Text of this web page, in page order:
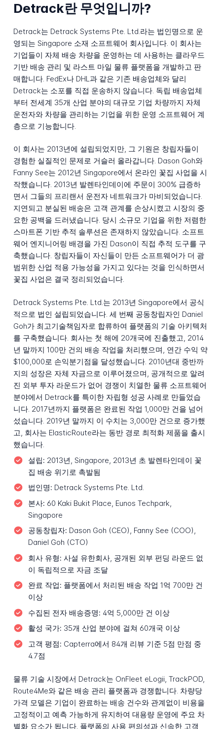
Detrack란 무엇입니까?
Detrack는 Detrack Systems Pte. Ltd.라는 법인명으로 운
영되는 Singapore 소재 소프트웨어 회사입니다. 이 회사는
기업들이 자체 배송 차량을 운영하는 데 사용하는 클라우드
기반 배송 관리 및 라스트 마일 물류 플랫폼을 개발하고 판
매합니다. FedEx나 DHL과 같은 기존 배송업체와 달리
Detrack는 소포를 직접 운송하지 않습니다. 독립 배송업체
부터 전세계 35개 산업 분야의 대규모 기업 차량까지 자체
운전자와 차량을 관리하는 기업을 위한 운영 소프트웨어 계
층으로 기능합니다.
이 회사는 2013년에 설립되었지만, 그 기원은 창립자들이
경험한 실질적인 문제로 거슬러 올라갑니다. Dason Goh와
Fanny See는 2012년 Singapore에서 온라인 꽃집 사업을 시
작했습니다. 2013년 발렌타인데이에 주문이 300% 급증하
면서 그들의 프리랜서 운전자 네트워크가 마비되었습니다.
지연되고 분실된 배송은 고객 관계를 손상시켰고 시장의 중
요한 공백을 드러냈습니다. 당시 소규모 기업을 위한 저렴한
스마트폰 기반 추적 솔루션은 존재하지 않았습니다. 소프트
웨어 엔지니어링 배경을 가진 Dason이 직접 추적 도구를 구
축했습니다. 창립자들이 자신들이 만든 소프트웨어가 더 광
범위한 산업 적용 가능성을 가지고 있다는 것을 인식하면서
꽃집 사업은 결국 정리되었습니다.
Detrack Systems Pte. Ltd.는 2013년 Singapore에서 공식
적으로 법인 설립되었습니다. 세 번째 공동창립자인 Daniel
Goh가 최고기술책임자로 합류하여 플랫폼의 기술 아키텍처
를 구축했습니다. 회사는 첫 해에 20개국에 진출했고, 2014
년 말까지 100만 건의 배송 작업을 처리했으며, 연간 수익 약
$100,000로 손익분기점을 달성했습니다. 2010년대 중반까
지의 성장은 자체 자금으로 이루어졌으며, 공개적으로 알려
진 외부 투자 라운드가 없어 경쟁이 치열한 물류 소프트웨어
분야에서 Detrack를 특이한 자립형 성공 사례로 만들었습
니다. 2017년까지 플랫폼은 완료된 작업 1,000만 건을 넘어
섰습니다. 2019년 말까지 이 수치는 3,000만 건으로 증가했
고, 회사는 ElasticRoute라는 동반 경로 최적화 제품을 출시
했습니다.
설립: 2013년, Singapore, 2013년 초 발렌타인데이 꽃
집 배송 위기로 촉발됨
법인명: Detrack Systems Pte. Ltd.
본사: 60 Kaki Bukit Place, Eunos Techpark,
Singapore
공동창립자: Dason Goh (CEO), Fanny See (COO),
Daniel Goh (CTO)
회사 유형: 사설 유한회사, 공개된 외부 펀딩 라운드 없
이 독립적으로 자금 조달
완료 작업: 플랫폼에서 처리된 배송 작업 1억 700만 건
이상
수집된 전자 배송증명: 4억 5,000만 건 이상
활성 국가: 35개 산업 분야에 걸쳐 60개국 이상
고객 평점: Capterra에서 84개 리뷰 기준 5점 만점 중
4.7점
물류 기술 시장에서 Detrack는 OnFleet eLogii, TrackPOD,
Route4Me와 같은 배송 관리 플랫폼과 경쟁합니다. 차량당
가격 모델은 기업이 완료하는 배송 건수와 관계없이 비용을
고정적이고 예측 가능하게 유지하여 대용량 운영에 주요 차
별화 요소가 됩니다. 플랫폼의 사용 편의성과 신속한 고객